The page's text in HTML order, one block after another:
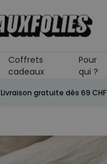
Coffrets
cadeaux
Pour
qui ?
Livraison gratuite dès 69 CHF